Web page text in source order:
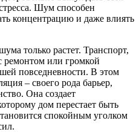
Шум способен
концентрацию и даже влиять
только растет. Транспорт,
ремонтом или громкой
повседневности. В этом
– своего рода барьер,
Она создает
дом перестает быть
спокойным уголком